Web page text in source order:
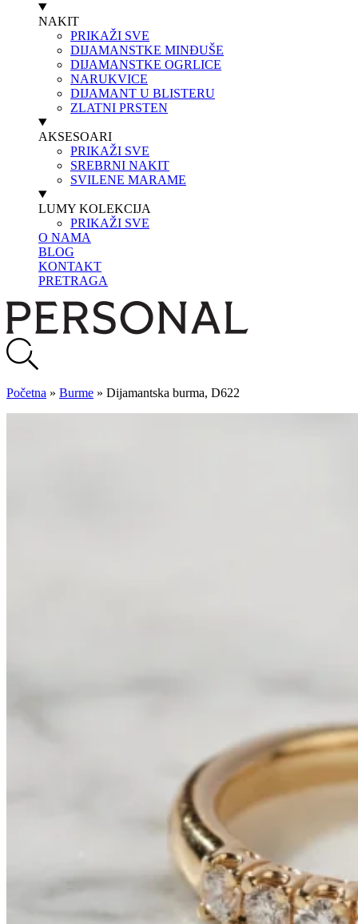
NAKIT
PRIKAŽI SVE
DIJAMANSTKE MINĐUŠE
DIJAMANSTKE OGRLICE
NARUKVICE
DIJAMANT U BLISTERU
ZLATNI PRSTEN
AKSESOARI
PRIKAŽI SVE
SREBRNI NAKIT
SVILENE MARAME
LUMY KOLEKCIJA
PRIKAŽI SVE
O NAMA
BLOG
KONTAKT
PRETRAGA
Početna » Burme » Dijamantska burma, D622